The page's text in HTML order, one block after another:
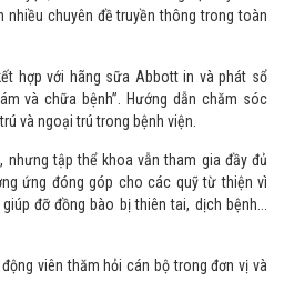
và Đài phát thanh Thái Nguyên thực hiện
tư vấn về dinh dưỡng bệnh lý dành
nhiều chuyên đề truyền thông trong toàn
hợp với hãng sữa Abbott in và phát sổ
và chữa bệnh”. Hướng dẫn chăm sóc
và ngoại trú trong bệnh viện.
tập thể khoa vẫn tham gia đầy đủ
ứng đóng góp cho các quỹ từ thiện vì
đỡ đồng bào bị thiên tai, dịch bệnh...